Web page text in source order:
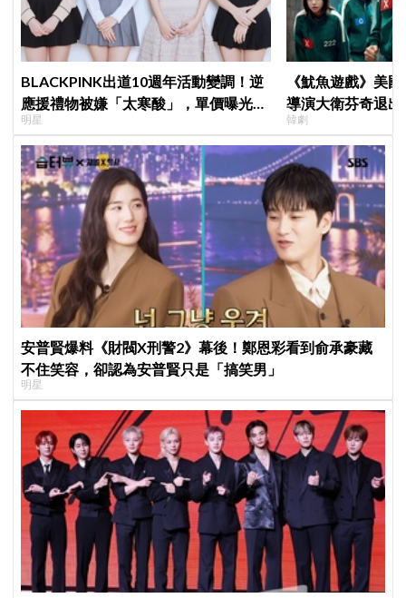
BLACKPINK出道10週年活動變調！逆
應援禮物被嫌「太寒酸」，單價曝光引
群嘲
明星
《魷魚遊戲》美
導演大衛芬奇退
聞也破局
韓劇
安普賢爆料《財閥X刑警2》幕後！鄭恩彩看到俞承豪藏
不住笑容，卻認為安普賢只是「搞笑男」
明星